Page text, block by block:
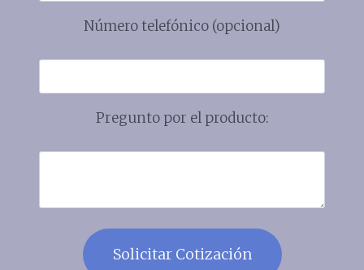
Número telefónico (opcional)
Pregunto por el producto: